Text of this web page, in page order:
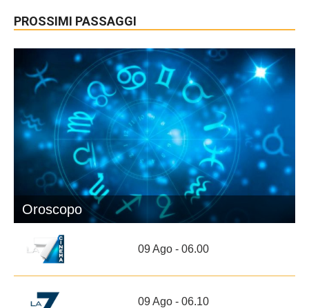
PROSSIMI PASSAGGI
Oroscopo
09 Ago - 06.00
09 Ago - 06.10